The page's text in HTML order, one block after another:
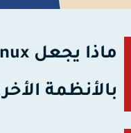
بالأنظمة